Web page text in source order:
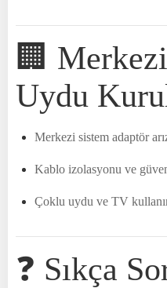
🏢
Uydu
Merkezi sistem adaptör
Kablo izolasyonu ve
Çoklu uydu ve TV
❓ Sıkça